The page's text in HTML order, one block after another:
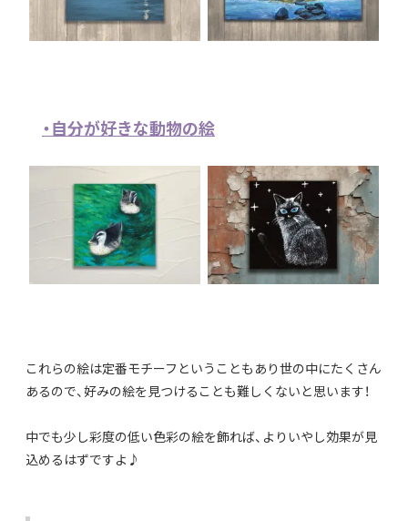
・自分が好きな動物の絵
これらの絵は定番モチーフということもあり世の中にたくさん
あるので、好みの絵を見つけることも難しくないと思います！
中でも少し彩度の低い色彩の絵を飾れば、よりいやし効果が見
込めるはずですよ♪